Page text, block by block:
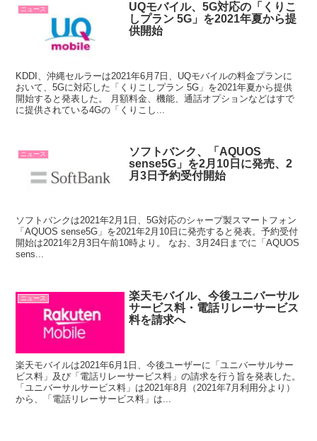
ニュース
UQモバイル、5G対応の「くりこ
しプラン 5G」を2021年夏から提
供開始
KDDI、沖縄セルラーは2021年6月7日、UQモバイルの料金プランに
おいて、5Gに対応した「くりこしプラン 5G」を2021年夏から提供
開始すると発表した。 月額料金、機能、通話オプションなどはすで
に提供されている4Gの「くりこし...
ニュース
ソフトバンク、「AQUOS
sense5G」を2月10日に発売、2
月3日予約受付開始
ソフトバンクは2021年2月1日、5G対応のシャープ製スマートフォン
「AQUOS sense5G」を2021年2月10日に発売すると発表。予約受付
開始は2021年2月3日午前10時より。 なお、3月24日までに「AQUOS
sens...
ニュース
楽天モバイル、今後ユニバーサル
サービス料・電話リレーサービス
料を請求へ
楽天モバイルは2021年6月1日、今後ユーザーに「ユニバーサルサー
ビス料」及び「電話リレーサービス料」の請求を行う旨を発表した。
「ユニバーサルサービス料」は2021年8月（2021年7月利用分より）
から、「電話リレーサービス料」は...